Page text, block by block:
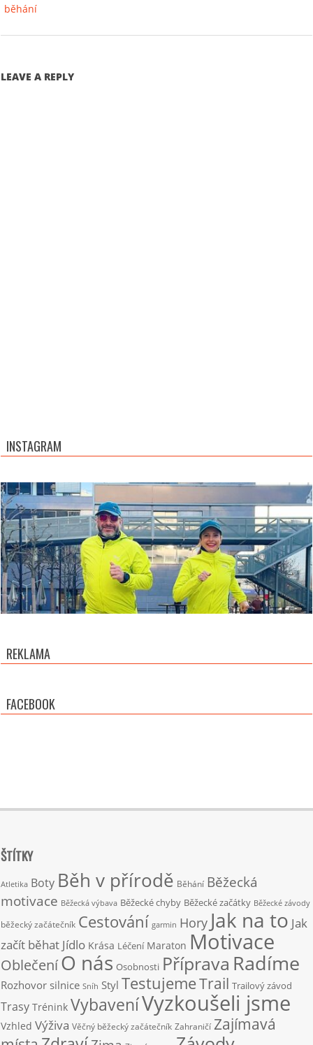
běhání
LEAVE A REPLY
INSTAGRAM
REKLAMA
FACEBOOK
ŠTÍTKY
Atletika Boty Běh v přírodě Běhání Běžecká
motivace Běžecká výbava Běžecké chyby Běžecké začátky Běžecké závody
běžecký začátečník Cestování garmin Hory Jak na to Jak
začít běhat Jídlo Krása Léčení Maraton Motivace
OblečeníO nás Osobnosti Příprava Radíme
Rozhovor silnice Sníh Styl TestujemeTrail Trailový závod
Trasy Trénink VybaveníVyzkoušeli jsme
Vzhled Výživa Věčný běžecký začátečník Zahraničí Zajímavá